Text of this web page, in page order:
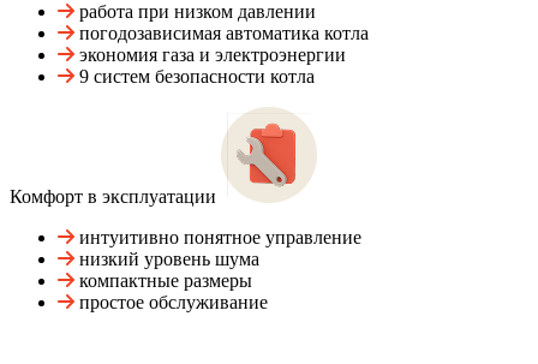
работа при низком давлении
погодозависимая автоматика котла
экономия газа и электроэнергии
9 систем безопасности котла
Комфорт в эксплуатации
интуитивно понятное управление
низкий уровень шума
компактные размеры
простое обслуживание